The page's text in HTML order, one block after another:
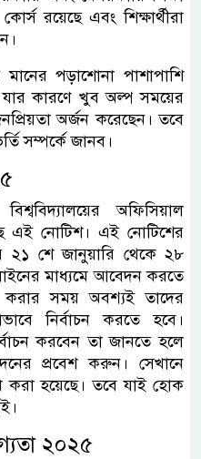
রয়েছে এবং শিক্ষার্থীরা
মানের পড়াশোনা পাশাপাশি
যার কারণে খুব অল্প সময়ের
অর্জন করেছেন। তবে
সম্পর্কে জানব।
অফিসিয়াল
এই নোটিশ। এই নোটিশের
২১ শে জানুয়ারি থেকে ২৮
মাধ্যমে আবেদন করতে
সময় অবশ্যই তাদের
নির্বাচন করতে হবে।
করবেন তা জানতে হলে
প্রবেশ করুন। সেখানে
হয়েছে। তবে যাই হোক
২০২৫